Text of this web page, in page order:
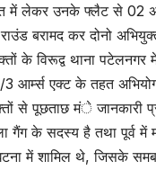
में लेकर उनके फ्लैट से 02
बरामद कर दोनो
के विरूद्व थाना
आर्म्स एक्ट के तहत
से पूछताछ मंे जानकारी
गैंग के सदस्य है तथा पूर्व में
में शामिल थे, जिसके